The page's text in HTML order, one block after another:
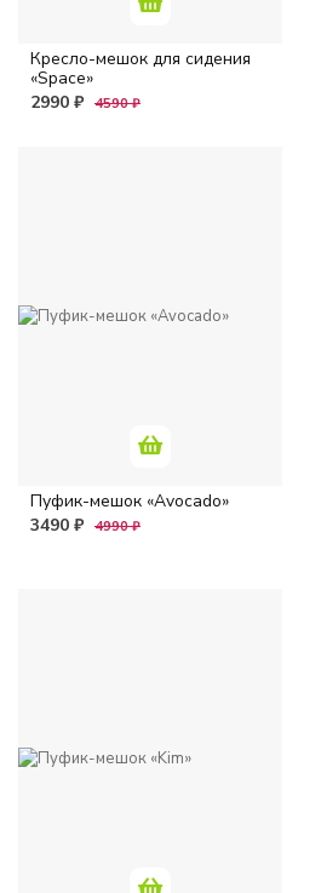
Кресло-мешок для сидения
«Space»
2990 ₽ 4590 ₽
Пуфик-мешок «Avocado»
3490 ₽ 4990 ₽